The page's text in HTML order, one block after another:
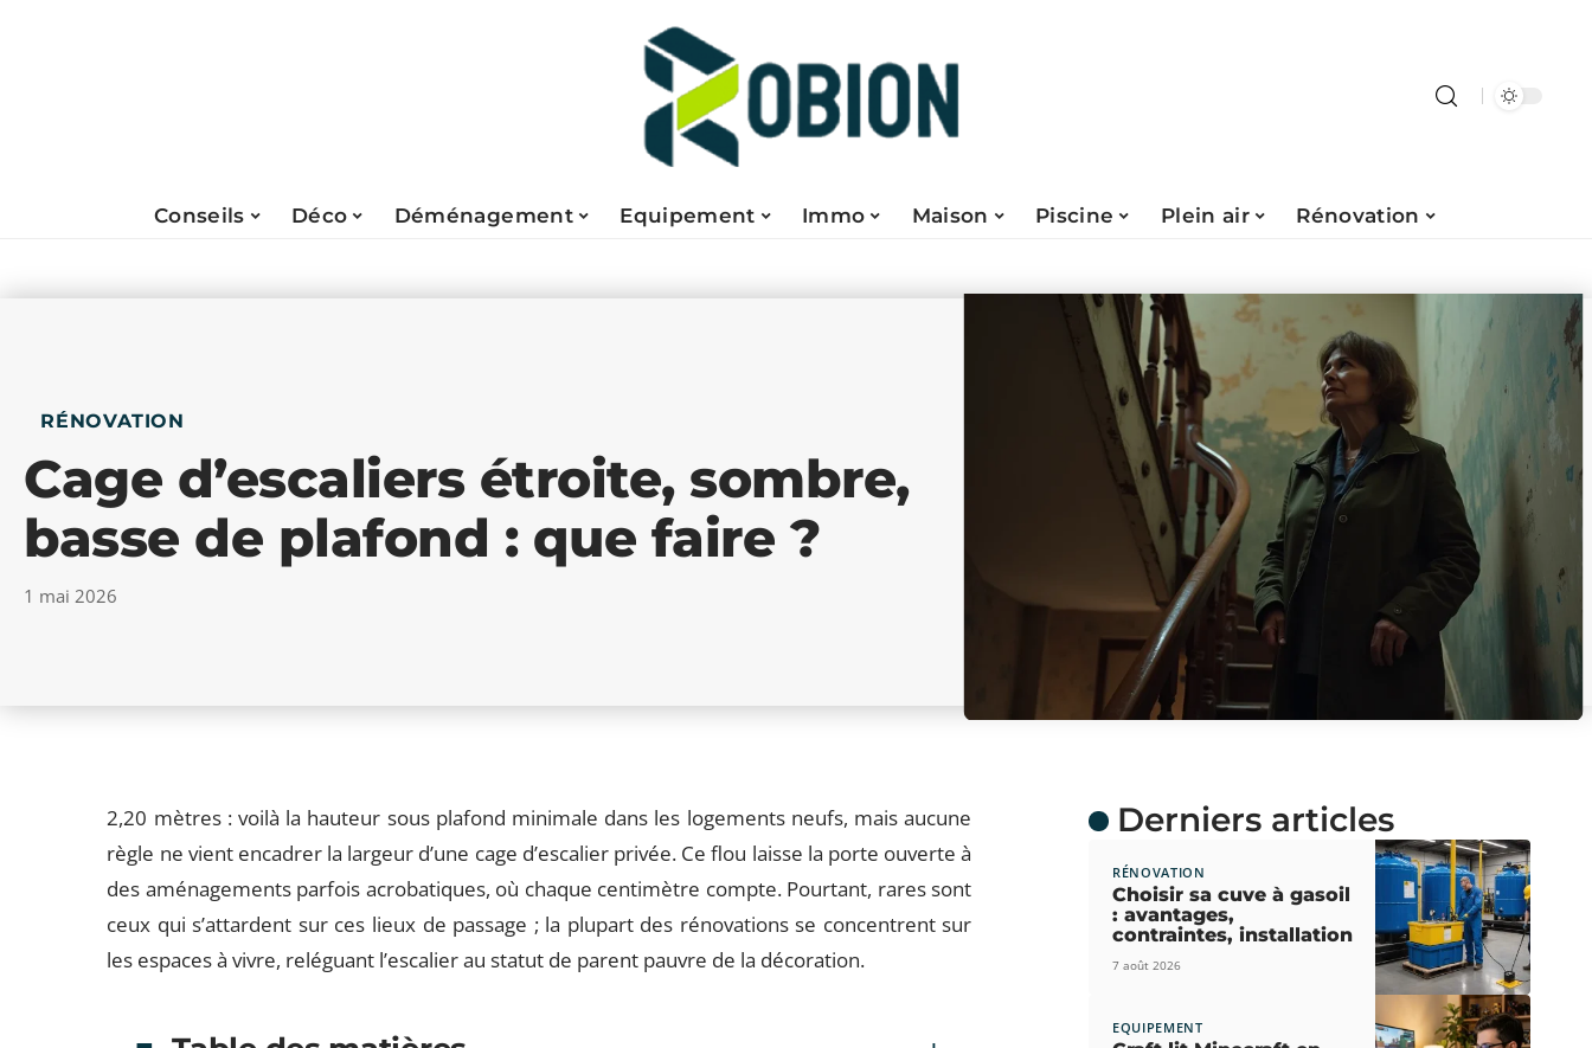
Conseils Déco Déménagement Equipement Immo Maison Piscine Plein air Rénovation
RÉNOVATION
Cage d’escaliers étroite, sombre,
basse de plafond : que faire ?
1 mai 2026
2,20 mètres : voilà la hauteur sous plafond minimale dans les logements neufs, mais aucune
règle ne vient encadrer la largeur d’une cage d’escalier privée. Ce flou laisse la porte ouverte à
des aménagements parfois acrobatiques, où chaque centimètre compte. Pourtant, rares sont
ceux qui s’attardent sur ces lieux de passage ; la plupart des rénovations se concentrent sur
les espaces à vivre, reléguant l’escalier au statut de parent pauvre de la décoration.
Derniers articles
RÉNOVATION
Choisir sa cuve à gasoil
: avantages,
contraintes, installation
7 août 2026
EQUIPEMENT